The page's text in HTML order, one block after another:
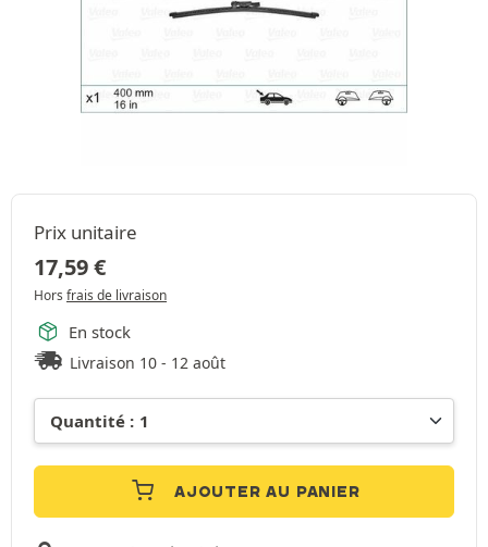
Prix unitaire
17,59€
Hors frais de livraison
En stock
Livraison 10 - 12 août
AJOUTER AU PANIER